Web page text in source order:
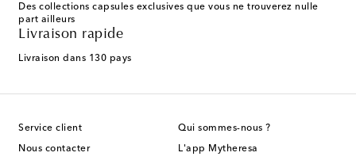
Des collections capsules exclusives que vous ne trouverez nulle
part ailleurs
Livraison rapide
Livraison dans 130 pays
Service client
Nous contacter
Qui sommes-nous ?
L'app Mytheresa